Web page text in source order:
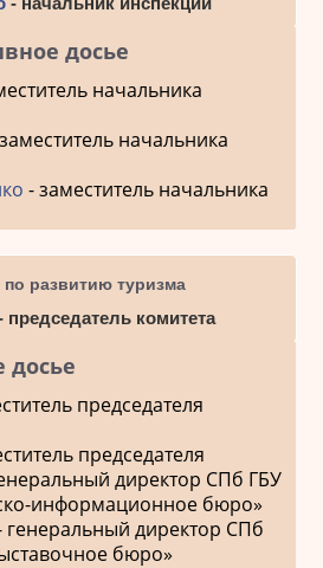
досье
начальника
начальника
- заместитель начальника
по развитию туризма
председатель комитета
досье
председателя
председателя
директор СПб ГБУ
информационное бюро»
директор СПб
бюро»